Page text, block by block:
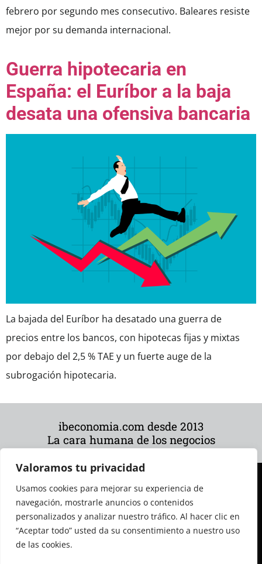
Valoramos tu privacidad
Usamos cookies para mejorar su experiencia de
navegación, mostrarle anuncios o contenidos
personalizados y analizar nuestro tráfico. Al hacer clic en
“Aceptar todo” usted da su consentimiento a nuestro uso
de las cookies.
febrero por segundo mes consecutivo. Baleares resiste
mejor por su demanda internacional.
Guerra hipotecaria en
España: el Euríbor a la baja
desata una ofensiva bancaria
La bajada del Euríbor ha desatado una guerra de
precios entre los bancos, con hipotecas fijas y mixtas
por debajo del 2,5 % TAE y un fuerte auge de la
subrogación hipotecaria.
ibeconomia.com desde 2013
La cara humana de los negocios